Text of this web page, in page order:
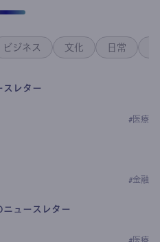
ビジネス 文化 日常
スレター
# 医療
#金融
ニュースレター
# 医療